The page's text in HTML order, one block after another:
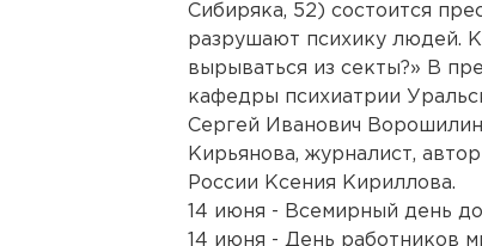
Сибиряка, 52) состоится
разрушают психику людей.
вырываться из секты?» В
кафедры психиатрии
Сергей Иванович
Кирьянова, журналист,
России Ксения Кириллова.
14 июня - Всемирный день
14 июня - День работников